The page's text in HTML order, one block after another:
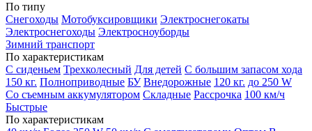
По типу
Снегоходы Мотобуксировщики Электроснегокаты
Электроснегоходы Электросноуборды
Зимний транспорт
По характеристикам
С сиденьем Трехколесный Для детей С большим запасом хода
150 кг. Полноприводные БУ Внедорожные 120 кг. до 250 W
Со съемным аккумулятором Складные Рассрочка 100 км/ч
Быстрые
По характеристикам